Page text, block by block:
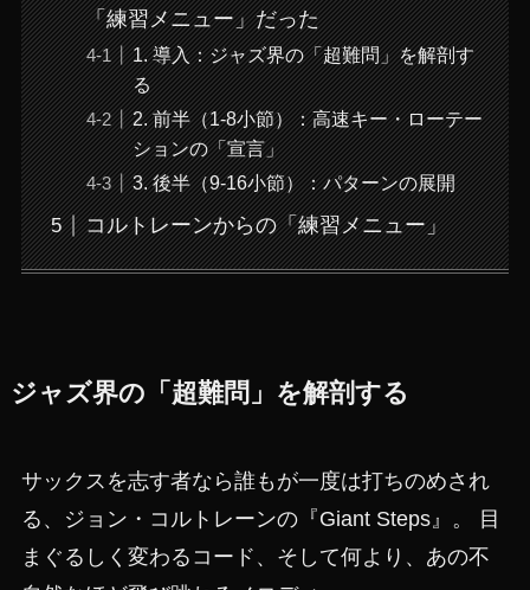
「練習メニュー」だった
1. 導入：ジャズ界の「超難問」を解剖す
る
2. 前半（1-8小節）：高速キー・ローテー
ションの「宣言」
3. 後半（9-16小節）：パターンの展開
コルトレーンからの「練習メニュー」
ジャズ界の「超難問」を解剖する
サックスを志す者なら誰もが一度は打ちのめされ
る、ジョン・コルトレーンの『Giant Steps』。 目
まぐるしく変わるコード、そして何より、あの不